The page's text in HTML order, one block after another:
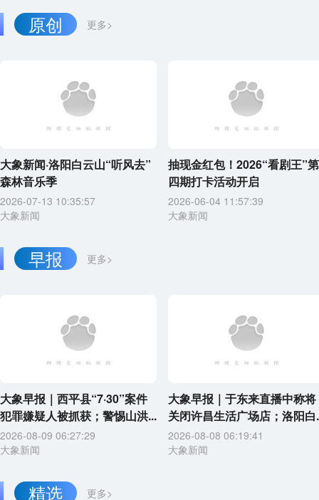
更多>
原创
大象新闻·洛阳白云山“听风去”
森林音乐季
2026-07-13 10:35:57
大象新闻
抽现金红包！2026“看剧王”第
四期打卡活动开启
2026-06-04 11:57:39
大象新闻
更多>
早报
大象早报｜西平县“7·30”案件
犯罪嫌疑人被抓获；警惕山洪...
2026-08-09 06:27:29
大象新闻
大象早报｜于东来直播中称将
关闭许昌生活广场店；洛阳白
2026-08-08 06:19:41
大象新闻
更多>
精选